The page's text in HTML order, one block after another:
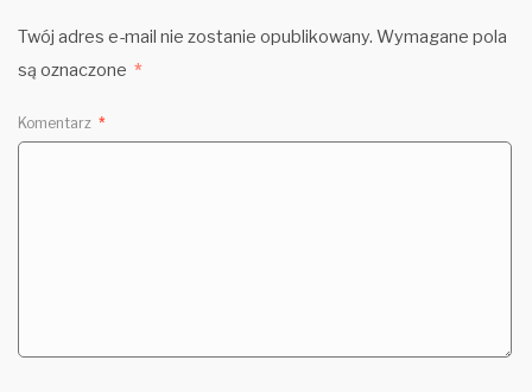
Twój adres e-mail nie zostanie opublikowany. Wymagane pola
są oznaczone *
Komentarz *